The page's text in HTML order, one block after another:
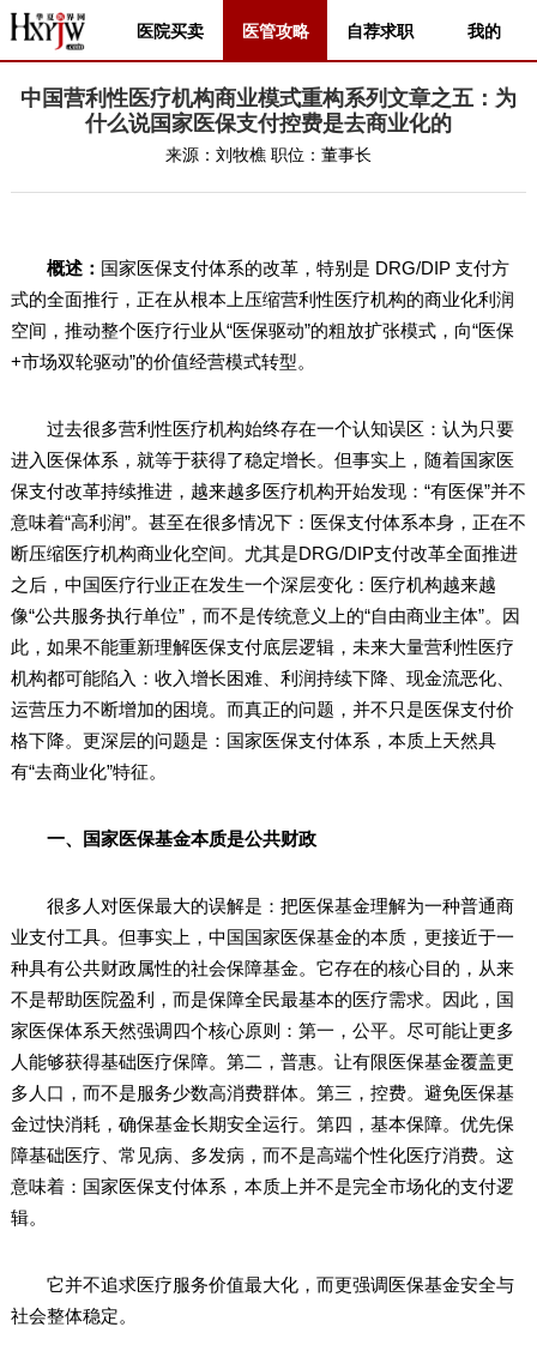
医院买卖 医管攻略 自荐求职 我的
中国营利性医疗机构商业模式重构系列文章之五：为
什么说国家医保支付控费是去商业化的
来源： 刘牧樵 职位： 董事长
概述： 国家医保支付体系的改革，特别是 DRG/DIP 支付方
式的全面推行，正在从根本上压缩营利性医疗机构的商业化利润
空间，推动整个医疗行业从“医保驱动”的粗放扩张模式，向“医保
+市场双轮驱动”的价值经营模式转型。
过去很多营利性医疗机构始终存在一个认知误区：认为只要
进入医保体系，就等于获得了稳定增长。但事实上，随着国家医
保支付改革持续推进，越来越多医疗机构开始发现：“有医保”并不
意味着“高利润”。甚至在很多情况下：医保支付体系本身，正在不
断压缩医疗机构商业化空间。尤其是DRG/DIP支付改革全面推进
之后，中国医疗行业正在发生一个深层变化：医疗机构越来越
像“公共服务执行单位”，而不是传统意义上的“自由商业主体”。因
此，如果不能重新理解医保支付底层逻辑，未来大量营利性医疗
机构都可能陷入：收入增长困难、利润持续下降、现金流恶化、
运营压力不断增加的困境。而真正的问题，并不只是医保支付价
格下降。更深层的问题是：国家医保支付体系，本质上天然具
有“去商业化”特征。
一、国家医保基金本质是公共财政
很多人对医保最大的误解是：把医保基金理解为一种普通商
业支付工具。但事实上，中国国家医保基金的本质，更接近于一
种具有公共财政属性的社会保障基金。它存在的核心目的，从来
不是帮助医院盈利，而是保障全民最基本的医疗需求。因此，国
家医保体系天然强调四个核心原则：第一，公平。尽可能让更多
人能够获得基础医疗保障。第二，普惠。让有限医保基金覆盖更
多人口，而不是服务少数高消费群体。第三，控费。避免医保基
金过快消耗，确保基金长期安全运行。第四，基本保障。优先保
障基础医疗、常见病、多发病，而不是高端个性化医疗消费。这
意味着：国家医保支付体系，本质上并不是完全市场化的支付逻
辑。
它并不追求医疗服务价值最大化，而更强调医保基金安全与
社会整体稳定。